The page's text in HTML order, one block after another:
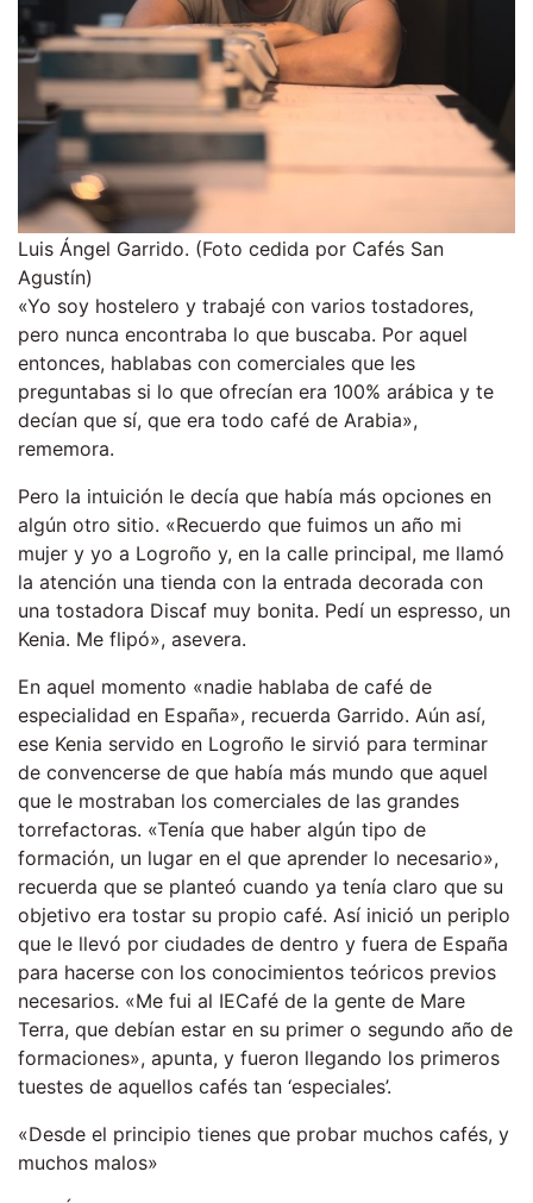
Luis Ángel Garrido. (Foto cedida por Cafés San
Agustín)
«Yo soy hostelero y trabajé con varios tostadores,
pero nunca encontraba lo que buscaba. Por aquel
entonces, hablabas con comerciales que les
preguntabas si lo que ofrecían era 100% arábica y te
decían que sí, que era todo café de Arabia»,
rememora.
Pero la intuición le decía que había más opciones en
algún otro sitio. «Recuerdo que fuimos un año mi
mujer y yo a Logroño y, en la calle principal, me llamó
la atención una tienda con la entrada decorada con
una tostadora Discaf muy bonita. Pedí un espresso, un
Kenia. Me flipó», asevera.
En aquel momento «nadie hablaba de café de
especialidad en España», recuerda Garrido. Aún así,
ese Kenia servido en Logroño le sirvió para terminar
de convencerse de que había más mundo que aquel
que le mostraban los comerciales de las grandes
torrefactoras. «Tenía que haber algún tipo de
formación, un lugar en el que aprender lo necesario»,
recuerda que se planteó cuando ya tenía claro que su
objetivo era tostar su propio café. Así inició un periplo
que le llevó por ciudades de dentro y fuera de España
para hacerse con los conocimientos teóricos previos
necesarios. «Me fui al IECafé de la gente de Mare
Terra, que debían estar en su primer o segundo año de
formaciones», apunta, y fueron llegando los primeros
tuestes de aquellos cafés tan ‘especiales’.
«Desde el principio tienes que probar muchos cafés, y
muchos malos»